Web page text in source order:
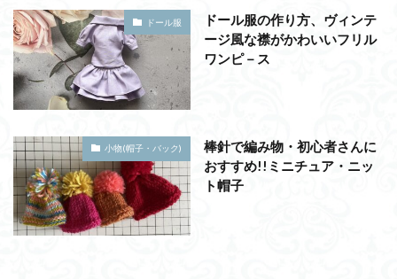
ドール服
ドール服の作り方、ヴィンテ
ージ風な襟がかわいいフリル
ワンピ－ス
小物(帽子・バック)
棒針で編み物・初心者さんに
おすすめ!!ミニチュア・ニッ
ト帽子